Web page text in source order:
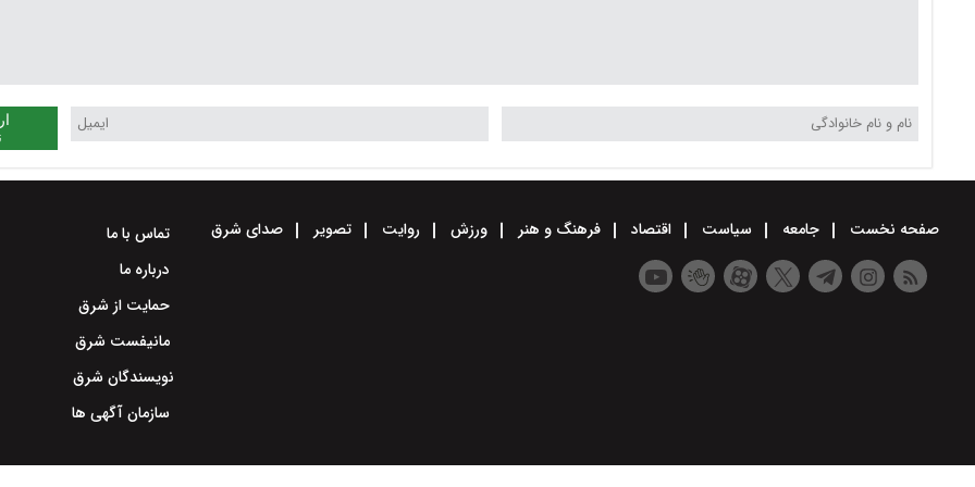
صفحه نخست جامعه سیاست اقتصاد فرهنگ و هنر ورزش روایت تصویر صدای شرق
تماس با ما
درباره ما
حمایت از شرق
مانیفست شرق
نویسندگان شرق
سازمان آگهی ها